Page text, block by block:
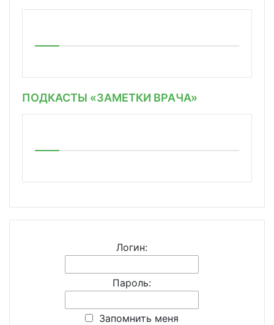
ПОДКАСТЫ «ЗАМЕТКИ ВРАЧА»
Логин:
Пароль:
Запомнить меня